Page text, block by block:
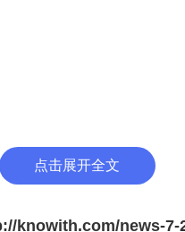
点击展开全文
knowith.com/news-7-